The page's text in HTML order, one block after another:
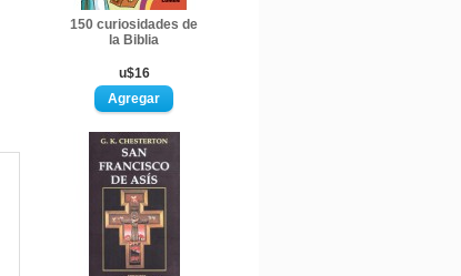
150 curiosidades de
la Biblia
u$16